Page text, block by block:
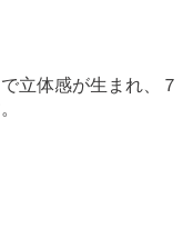
立体感が生まれ、７